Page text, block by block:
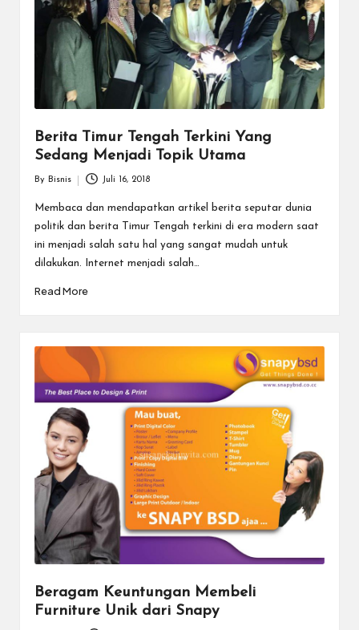
Berita Timur Tengah Terkini Yang
Sedang Menjadi Topik Utama
by
By Bisnis Juli 16, 2018
Membaca dan mendapatkan artikel berita seputar dunia
politik dan berita Timur Tengah terkini di era modern saat
ini menjadi salah satu hal yang sangat mudah untuk
dilakukan. Internet menjadi salah…
Read More
Beragam Keuntungan Membeli
Furniture Unik dari Snapy